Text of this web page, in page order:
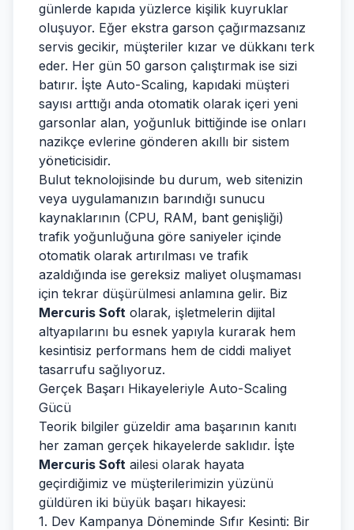
günlerde kapıda yüzlerce kişilik kuyruklar
oluşuyor. Eğer ekstra garson çağırmazsanız
servis gecikir, müşteriler kızar ve dükkanı terk
eder. Her gün 50 garson çalıştırmak ise sizi
batırır. İşte Auto-Scaling, kapıdaki müşteri
sayısı arttığı anda otomatik olarak içeri yeni
garsonlar alan, yoğunluk bittiğinde ise onları
nazikçe evlerine gönderen akıllı bir sistem
yöneticisidir.
Bulut teknolojisinde bu durum, web sitenizin
veya uygulamanızın barındığı sunucu
kaynaklarının (CPU, RAM, bant genişliği)
trafik yoğunluğuna göre saniyeler içinde
otomatik olarak artırılması ve trafik
azaldığında ise gereksiz maliyet oluşmaması
için tekrar düşürülmesi anlamına gelir. Biz
Mercuris Soft olarak, işletmelerin dijital
altyapılarını bu esnek yapıyla kurarak hem
kesintisiz performans hem de ciddi maliyet
tasarrufu sağlıyoruz.
Gerçek Başarı Hikayeleriyle Auto-Scaling
Gücü
Teorik bilgiler güzeldir ama başarının kanıtı
her zaman gerçek hikayelerde saklıdır. İşte
Mercuris Soft ailesi olarak hayata
geçirdiğimiz ve müşterilerimizin yüzünü
güldüren iki büyük başarı hikayesi:
1. Dev Kampanya Döneminde Sıfır Kesinti: Bir